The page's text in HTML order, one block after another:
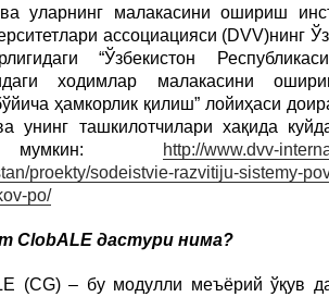
уларнинг малакасини ошириш
ассоциацияси (DVV)нинг
“Ўзбекистон
ходимлар малакасини
ҳамкорлик қилиш” лойиҳаси
унинг ташкилотчилари хақида
мумкин:
http://www.dvv-
proekty/sodeistvie-razvitiju-sistemy-
po/
ClobALE дастури нима?
(CG) – бу модулли меъёрий ўқув